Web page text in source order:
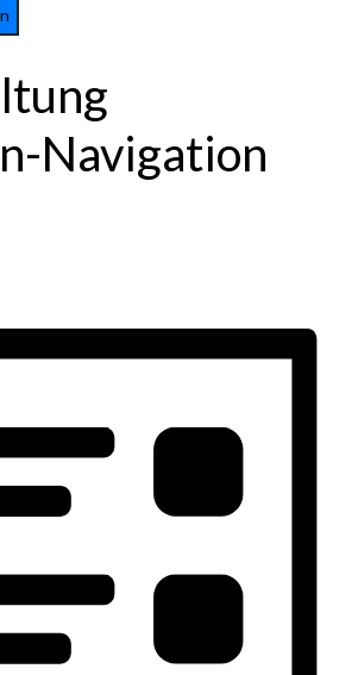
Navigation